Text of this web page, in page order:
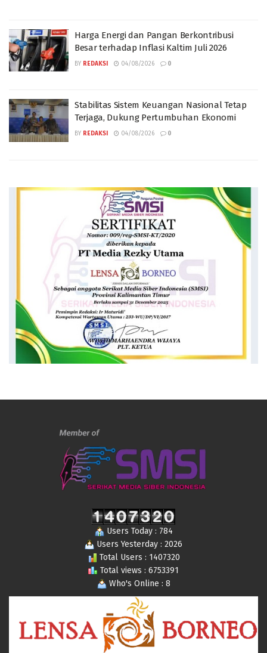
Harga Energi dan Pangan Berkontribusi
Besar terhadap Inflasi Kaltim Juli 2026
BY REDAKSI 04/08/2026 0
Stabilitas Sistem Keuangan Nasional Tetap
Terjaga, Dukung Pertumbuhan Ekonomi
BY REDAKSI 04/08/2026 0
Users Today : 784
Users Yesterday : 2026
Total Users : 1407320
Total views : 6753391
Who's Online : 8